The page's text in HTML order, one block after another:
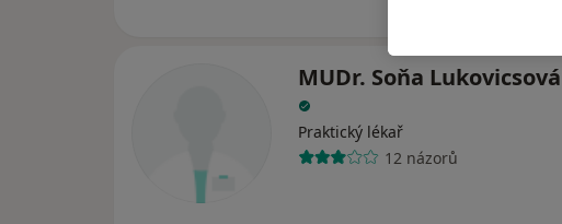
MUDr. Soňa Lukovicsová
Praktický lékař
12 názorů